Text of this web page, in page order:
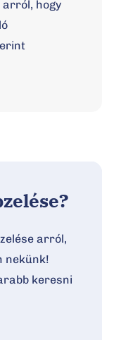
arról, hogy
arról,
nekünk!
keresni